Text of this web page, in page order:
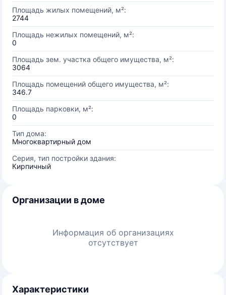
Площадь жилых помещений, м²:
2744
Площадь нежилых помещений, м²:
0
Площадь зем. участка общего имущества, м²:
3064
Площадь помещений общего имущества, м²:
346.7
Площадь парковки, м²:
0
Тип дома:
Многоквартирный дом
Серия, тип постройки здания:
Кирпичный
Организации в доме
Информация об организациях
отсутствует
Характеристики